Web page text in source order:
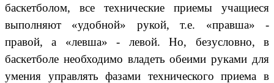
баскетболом, все технические приемы учащиеся
выполняют «удобной» рукой, т.е. «правша» -
правой, а «левша» - левой. Но, безусловно, в
баскетболе необходимо владеть обеими руками для
умения управлять фазами технического приема в